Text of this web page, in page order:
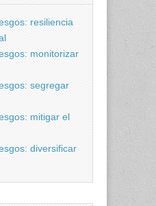
resiliencia
monitorizar
segregar
mitigar el
diversificar